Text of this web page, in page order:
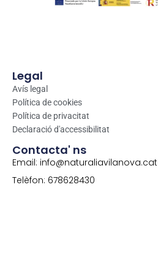
Legal
Avís legal
Política de cookies
Política de privacitat
Declaració d'accessibilitat
Contacta' ns
Email: info@naturaliavilanova.cat
Telèfon: 678628430